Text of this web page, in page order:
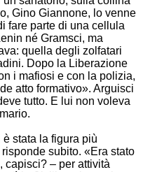
Gino Giannone, lo venne
fare parte di una cellula
né Gramsci, ma
quella degli zolfatari
Dopo la Liberazione
i mafiosi e con la polizia,
atto formativo». Arguisci
tutto. E lui non voleva
stata la figura più
subito. «Era stato
capisci? – per attività